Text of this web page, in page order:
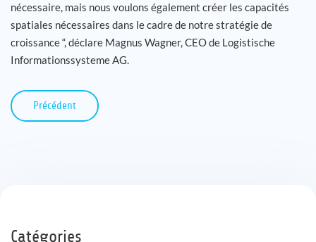
Contact
nécessaire, mais nous voulons également créer les capacités
spatiales nécessaires dans le cadre de notre stratégie de
croissance “, déclare Magnus Wagner, CEO de Logistische
Informationssysteme AG.
Précédent
Catégories